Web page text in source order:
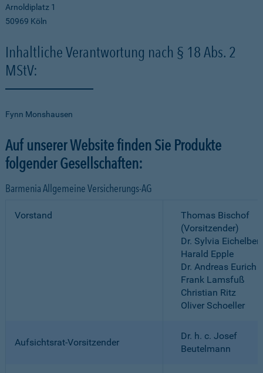
Arnoldiplatz 1
50969 Köln
Inhaltliche Verantwortung nach § 18 Abs. 2
MStV:
Fynn Monshausen
Auf unserer Website finden Sie Produkte
folgender Gesellschaften:
Barmenia Allgemeine Versicherungs-AG
Vorstand
Thomas Bischof
(Vorsitzender)
Dr. Sylvia
Harald Epple
Dr. Andreas Eurich
Frank Lamsfuß
Christian Ritz
Oliver Schoeller
Aufsichtsrat-Vorsitzender
Dr. h. c. Josef
Beutelmann